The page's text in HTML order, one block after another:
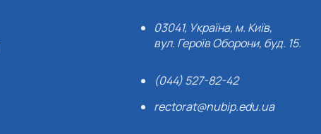
03041, Україна, м. Київ,
вул. Героїв Оборони, буд. 15.
(044) 527-82-42
rectorat@nubip.edu.ua